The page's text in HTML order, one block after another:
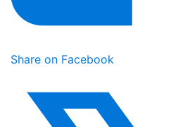
Share on Facebook